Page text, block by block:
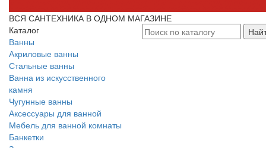
ВСЯ САНТЕХНИКА В ОДНОМ МАГАЗИНЕ
Каталог
Ванны
Акриловые ванны
Стальные ванны
Ванна из искусственного
камня
Чугунные ванны
Аксессуары для ванной
Мебель для ванной комнаты
Банкетки